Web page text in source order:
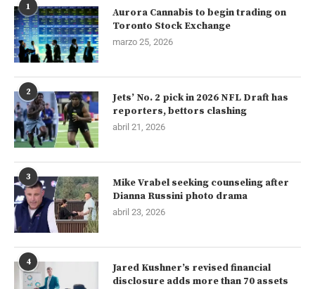
1
Aurora Cannabis to begin trading on
Toronto Stock Exchange
marzo 25, 2026
2
Jets’ No. 2 pick in 2026 NFL Draft has
reporters, bettors clashing
abril 21, 2026
3
Mike Vrabel seeking counseling after
Dianna Russini photo drama
abril 23, 2026
4
Jared Kushner’s revised financial
disclosure adds more than 70 assets